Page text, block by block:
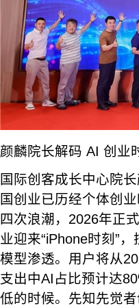
颜麟院长解码 AI 创业
国际创客成长中心院
国创业已历经个体创
四次浪潮，2026年正
业迎来“iPhone时刻”
模型渗透。用户将从
支出中AI占比预计达
低的时候。先知先觉